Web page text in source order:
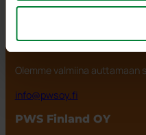
jätehuoltoon ja
Olemme valmiina auttamaan
info@pwsoy.fi
PWS Finland OY